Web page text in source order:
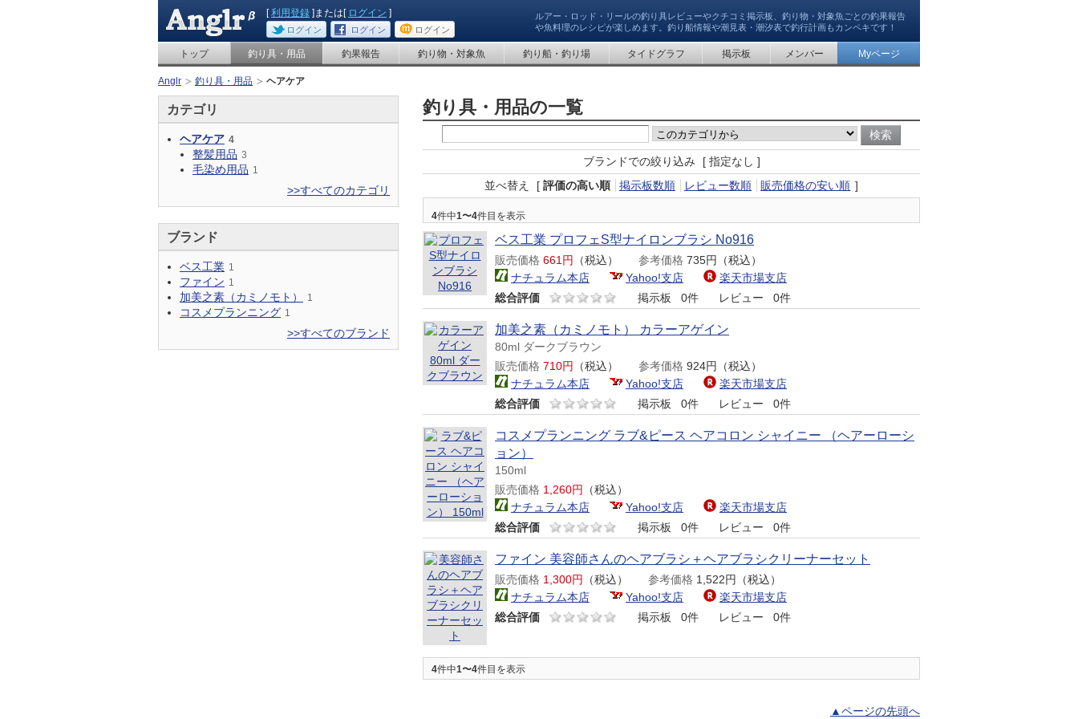
ルアー・ロッド・リールの釣り具レビューやクチコミ掲示板、釣り物・対象魚ごとの釣果報告
や魚料理のレシピが楽しめます。釣り船情報や潮見表・潮汐表で釣行計画もカンペキです！
[利用登録 ]または[ ログイン ]
ログイン ログイン ログイン
トップ 釣り具・用品 釣果報告 釣り物・対象魚 釣り船・釣り場 タイドグラフ 掲示板 メンバー Myページ
Anglr 釣り具・用品 ヘアケア
釣り具・用品の一覧
ブランドでの絞り込み
[ 指定なし ]
並べ替え
[ 評価の高い順 掲示板数順 レビュー数順 販売価格の安い順 ]
4件中1〜4件目を表示
ベス工業 プロフェS型ナイロンブラシ No916
販売価格 661円 （税込） 参考価格 735円（税込）
ナチュラム本店
Yahoo!支店
楽天市場支店
総合評価
掲示板 0件 レビュー 0件
加美之素（カミノモト） カラーアゲイン
80ml ダークブラウン
販売価格 710円 （税込） 参考価格 924円（税込）
ナチュラム本店
Yahoo!支店
楽天市場支店
総合評価
掲示板 0件 レビュー 0件
コスメプランニング ラブ&ピース ヘアコロン シャイニー （ヘアーローシ
ョン）
150ml
販売価格 1,260円
（税込）
ナチュラム本店
Yahoo!支店
楽天市場支店
総合評価
掲示板 0件 レビュー 0件
ファイン 美容師さんのヘアブラシ＋ヘアブラシクリーナーセット
販売価格 1,300円 （税込） 参考価格 1,522円（税込）
ナチュラム本店
Yahoo!支店
楽天市場支店
総合評価
掲示板 0件 レビュー 0件
4件中1〜4件目を表示
カテゴリ
ヘアケア 4
整髪用品 3
毛染め用品 1
>>すべてのカテゴリ
ブランド
ベス工業 1
ファイン 1
加美之素（カミノモト） 1
コスメプランニング 1
>>すべてのブランド
▲ページの先頭へ